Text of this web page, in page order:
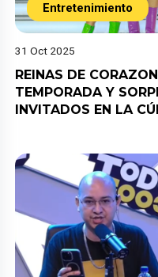
Entretenimiento
31 Oct 2025
REINAS DE
TEMPORADA Y
INVITADOS EN LA